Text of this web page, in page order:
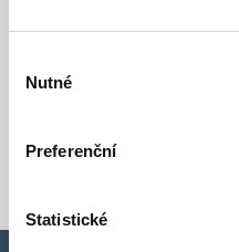
souhlasu
Nutné
Preferenční
Statistické